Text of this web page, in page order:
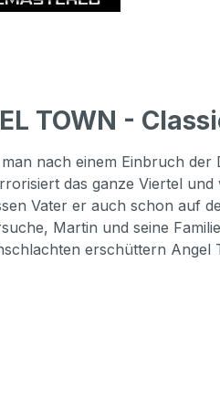
TOWN -
nach einem Einbruch
das ganze Viertel
Vater er auch schon auf
Martin und seine
erschüttern Angel